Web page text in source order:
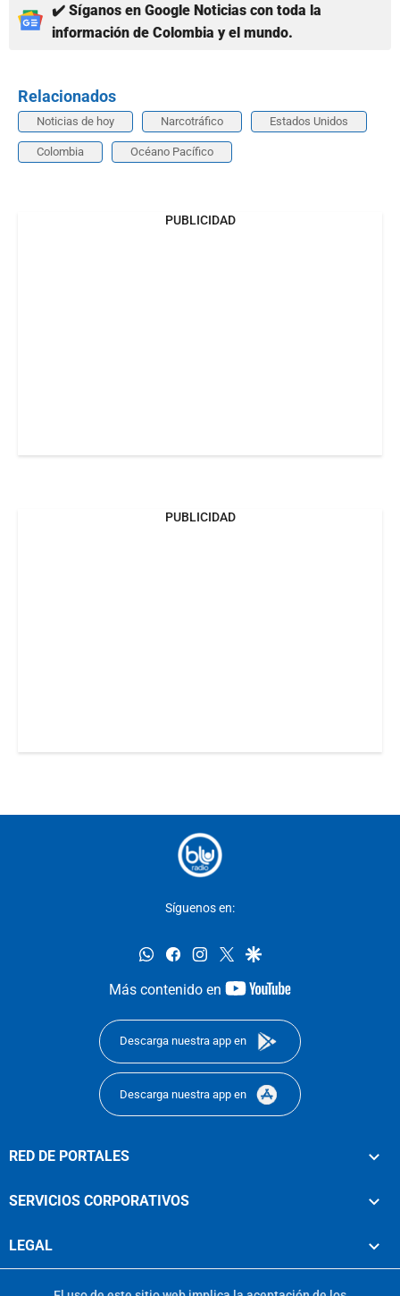
✔️ Síganos en Google Noticias con toda la
información de Colombia y el mundo.
Relacionados
Noticias de hoy Narcotráfico Estados Unidos
Colombia Océano Pacífico
PUBLICIDAD
PUBLICIDAD
Síguenos en:
whatsappfacebookinstagram
twittergoogle
Más contenido en
youtube-
Descarga nuestra app en
Descarga nuestra app en
RED DE PORTALES
SERVICIOS CORPORATIVOS
LEGAL